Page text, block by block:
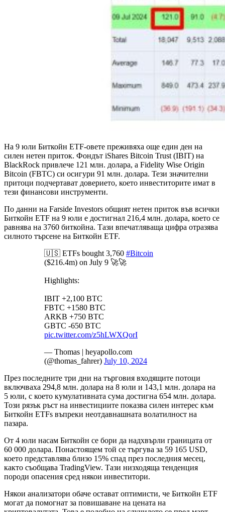
На 9 юли Биткойн ETF-овете преживяха още един ден на
силен нетен приток. Фондът iShares Bitcoin Trust (IBIT) на
BlackRock привлече 121 млн. долара, а Fidelity Wise Origin
Bitcoin (FBTC) си осигури 91 млн. долара. Тези значителни
притоци подчертават доверието, което инвеститорите имат в
тези финансови инструменти.
По данни на Farside Investors общият нетен приток във всички
Биткойн ETF на 9 юли е достигнал 216,4 млн. долара, което се
равнява на 3760 биткойна. Тази впечатляваща цифра отразява
силното търсене на Биткойн ETF.
🇺🇸 ETFs bought 3,760 #Bitcoin
($216.4m) on July 9 🚀🚀
Highlights:
IBIT +2,100 BTC
FBTC +1580 BTC
ARKB +750 BTC
GBTC -650 BTC
pic.twitter.com/z5hLWXQorI
— Thomas | heyapollo.com
(@thomas_fahrer) July 10, 2024
През последните три дни на търговия входящите потоци
включваха 294,8 млн. долара на 8 юли и 143,1 млн. долара на
5 юли, с което кумулативната сума достигна 654 млн. долара.
Този рязък ръст на инвестициите показва силен интерес към
Биткойн ETFs въпреки неотдавнашната волатилност на
пазара.
От 4 юли насам Биткойн се бори да надхвърли границата от
60 000 долара. Понастоящем той се търгува за 59 165 USD,
което представлява близо 15% спад през последния месец,
както съобщава TradingView. Тази низходяща тенденция
породи опасения сред някои инвеститори.
Някои анализатори обаче остават оптимисти, че Биткойн ETF
могат да помогнат за повишаване на цената на